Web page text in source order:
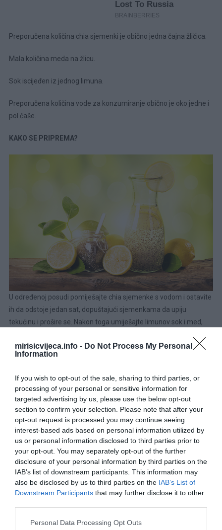
mirisicvijeca.info - Do Not Process My Personal
Information
If you wish to opt-out of the sale, sharing to third parties, or
processing of your personal or sensitive information for
targeted advertising by us, please use the below opt-out
section to confirm your selection. Please note that after your
opt-out request is processed you may continue seeing
interest-based ads based on personal information utilized by
us or personal information disclosed to third parties prior to
your opt-out. You may separately opt-out of the further
disclosure of your personal information by third parties on the
IAB’s list of downstream participants. This information may
also be disclosed by us to third parties on the IAB’s List of
Downstream Participants that may further disclose it to other
Please note that this website/app uses one or more Google
Personal Data Processing Opt Outs
Preporučena količina chia sjemenki je obično jedna čajna žličica.
Mala količina meda na žlicu.
Sok iscijeđen iz jednog limuna.
Preporučena količina vode za konzumiranje obično je oko jedne i
pol čaše.
KAKO SE PRIPREMA?
U određenoj posudi pomiješajte chia sjemenke s vodom i ostavite
ih da odstoje jedan sat, dopuštajući sjemenkama da upiju
tekućinu i prošire se. Nakon toga umiješajte limunov sok i med,
Ako je konzistencija pregusta za vaš ukus i želite glađu teksturu,
skladu s tim.
BONUS:
SOKOM OD ZOVE PROTIV OPAKIH BOLESTI: Pravi se lako, ne košta
ništa…
Ove godine, kako je vrijeme malo toplije, a Zova ranije cvjeta,
preporučujemo da iskoristite njena ljekovita svojstva i izuzetno
prijatan miris kako biste napravili božanstveni sok koji je idealno
osvježavajuće piće i vrlo zdrav! Tradicija pravljenja soka od bazge
ljekovitost sirupa od bazge.